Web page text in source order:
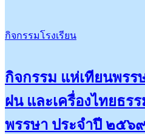
กิจกรรมโรงเรียน
กิจกรรม แห่เทียนพรร
ฝน และเครื่องไทยธร
พรรษา ประจำปี ๒๕๖